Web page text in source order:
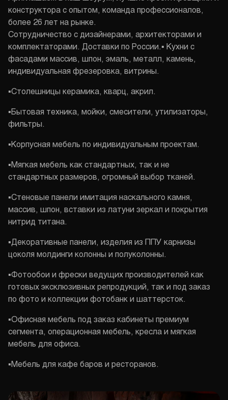
конструктора с опытом, команда профессионалов,
более 26 лет на рынке.
Сотрудничество с дизайнерами, архитекторами и
комплектаторами. Доставки по России.▪︎ Кухни с
фасадами массив, шпон, эмаль, металл, камень,
индивидуальная фрезеровка, витрины.
▪︎Столешницы керамика, кварц, акрил.
▪︎Бытовая техника, мойки, смесители, утилизаторы,
фильтры.
▪︎Корпусная мебель по индивидуальным проектам.
▪︎Мягкая мебель как стандартных, так и не
стандартных размеров, огромный выбор тканей.
▪︎Стеновые панели имитация наскального камня,
массив, шпон, вставки из латуни зеркал и покрытия
нитрид титана.
▪︎Декоративные панели, изделия из ППУ карнизы
цоколя молдинги колонны и полуколонны.
▪︎Фотообои и фрески ведущих производителей как
готовых эксклюзивных репродукций, так и под заказ
по фото и коллекции фотобанк и шаттерсток.
▪︎Офисная мебель под заказ кабинеты премиум
сегмента, операционная мебель, кресла и мягкая
мебель для офиса.
▪︎Мебель для кафе баров и ресторанов.